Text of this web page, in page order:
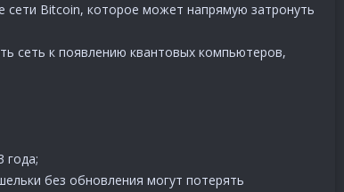
Bitcoin, которое может напрямую затронуть
сеть к появлению квантовых компьютеров,
года;
без обновления могут потерять